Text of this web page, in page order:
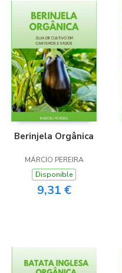
Berinjela Orgânica
MÁRCIO PEREIRA
Disponible
9,31 €